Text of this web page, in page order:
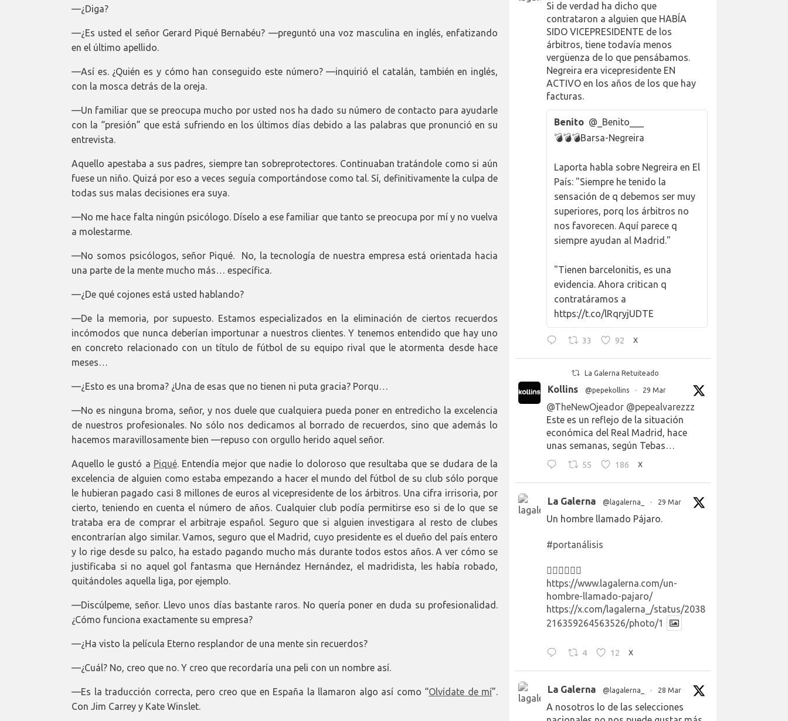
—¿Diga?
—¿Es usted el señor Gerard Piqué Bernabéu? —preguntó una voz masculina en inglés, enfatizando
en el último apellido.
—Así es. ¿Quién es y cómo han conseguido este número? —inquirió el catalán, también en inglés,
con la mosca detrás de la oreja.
—Un familiar que se preocupa mucho por usted nos ha dado su número de contacto para ayudarle
con la “presión” que está sufriendo en los últimos días debido a las palabras que pronunció en su
entrevista.
Aquello apestaba a sus padres, siempre tan sobreprotectores. Continuaban tratándole como si aún
fuese un niño. Quizá por eso a veces seguía comportándose como tal. Sí, definitivamente la culpa de
todas sus malas decisiones era suya.
—No me hace falta ningún psicólogo. Díselo a ese familiar que tanto se preocupa por mí y no vuelva
a molestarme.
—No somos psicólogos, señor Piqué. No, la tecnología de nuestra empresa está orientada hacia
una parte de la mente mucho más… específica.
—¿De qué cojones está usted hablando?
—De la memoria, por supuesto. Estamos especializados en la eliminación de ciertos recuerdos
incómodos que nunca deberían importunar a nuestros clientes. Y tenemos entendido que hay uno
en concreto relacionado con un título de fútbol de su equipo rival que le atormenta desde hace
meses…
—¿Esto es una broma? ¿Una de esas que no tienen ni puta gracia? Porqu…
—No es ninguna broma, señor, y nos duele que cualquiera pueda poner en entredicho la excelencia
de nuestros profesionales. No sólo nos dedicamos al borrado de recuerdos, sino que además lo
hacemos maravillosamente bien —repuso con orgullo herido aquel señor.
Aquello le gustó a Piqué. Entendía mejor que nadie lo doloroso que resultaba que se dudara de la
excelencia de alguien como estaba empezando a hacer el mundo del fútbol de su club sólo porque
le hubieran pagado casi 8 millones de euros al vicepresidente de los árbitros. Una cifra irrisoria, por
cierto, teniendo en cuenta el número de años. Cualquier club podía permitirse eso si de lo que se
trataba era de comprar el arbitraje español. Seguro que si alguien investigara al resto de clubes
encontrarían algo similar. Vamos, seguro que el Madrid, cuyo presidente es el dueño del país entero
y lo rige desde su palco, ha estado pagando mucho más durante todos estos años. A ver cómo se
justificaba si no aquel gol fantasma que Hernández Hernández, el madridista, les había robado,
quitándoles aquella liga, por ejemplo.
—Discúlpeme, señor. Llevo unos días bastante raros. No quería poner en duda su profesionalidad.
¿Cómo funciona exactamente su empresa?
—¿Ha visto la película Eterno resplandor de una mente sin recuerdos?
—¿Cuál? No, creo que no. Y creo que recordaría una peli con un nombre así.
—Es la traducción correcta, pero creo que en España la llamaron algo así como “Olvídate de mí”.
Con Jim Carrey y Kate Winslet.
Si de verdad ha dicho que
contrataron a alguien que HABÍA
SIDO VICEPRESIDENTE de los
árbitros, tiene todavía menos
vergüenza de lo que pensábamos.
Negreira era vicepresidente EN
ACTIVO en los años de los que hay
facturas.
Benito @_Benito___
💣💣💣Barsa-Negreira
Laporta habla sobre Negreira en El
País: "Siempre he tenido la
sensación de q debemos ser muy
superiores, porq los árbitros no
nos favorecen. Aquí parece q
siempre ayudan al Madrid."
"Tienen barcelonitis, es una
evidencia. Ahora critican q
contratáramos a
https://t.co/lRqryjUDTE
33 92 X
La Galerna Retuiteado
Kollins @pepekollins · 29 Mar
@TheNewOjeador @pepealvarezzz
Este es un reflejo de la situación
económica del Real Madrid, hace
unas semanas, según Tebas…
55 186 X
La Galerna @lagalerna_ · 29 Mar
Un hombre llamado Pájaro.
#portanálisis
👉🏻👉🏻👉🏻
https://www.lagalerna.com/un-
hombre-llamado-pajaro/
https://x.com/lagalerna_/status/2038
216359264563526/photo/1
4 12 X
La Galerna @lagalerna_ · 28 Mar
A nosotros lo de las selecciones